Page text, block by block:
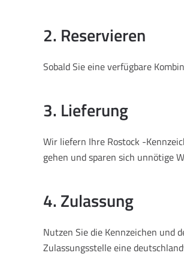
2. Reservieren
Sobald Sie eine verfügbare
3. Lieferung
Wir liefern Ihre Rostock -
gehen und sparen sich unnötige
4. Zulassung
Nutzen Sie die Kennzeichen und
Zulassungsstelle eine